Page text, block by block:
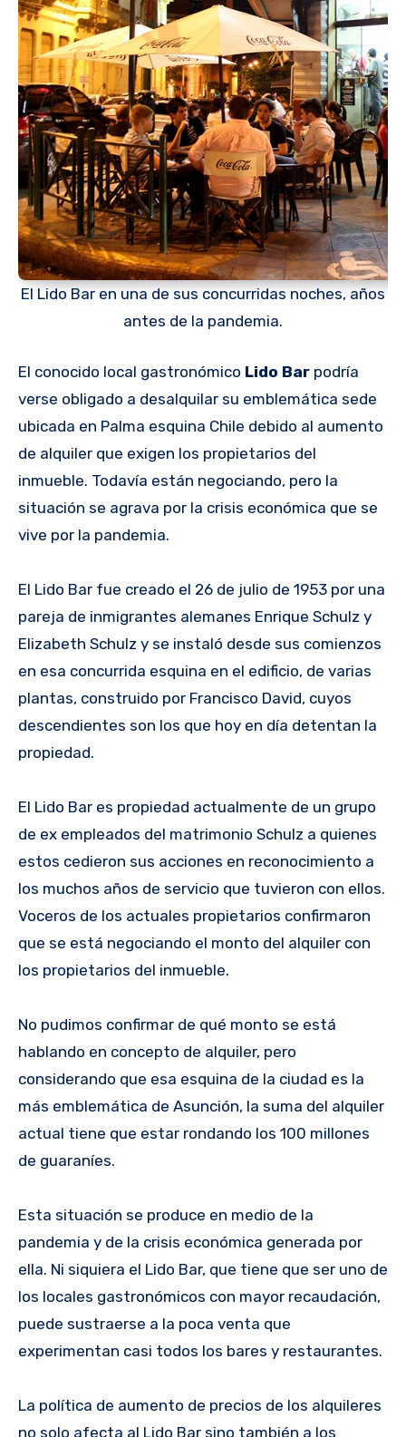
El Lido Bar en una de sus concurridas noches, años
antes de la pandemia.
El conocido local gastronómico Lido Bar podría
verse obligado a desalquilar su emblemática sede
ubicada en Palma esquina Chile debido al aumento
de alquiler que exigen los propietarios del
inmueble. Todavía están negociando, pero la
situación se agrava por la crisis económica que se
vive por la pandemia.
El Lido Bar fue creado el 26 de julio de 1953 por una
pareja de inmigrantes alemanes Enrique Schulz y
Elizabeth Schulz y se instaló desde sus comienzos
en esa concurrida esquina en el edificio, de varias
plantas, construido por Francisco David, cuyos
descendientes son los que hoy en día detentan la
propiedad.
El Lido Bar es propiedad actualmente de un grupo
de ex empleados del matrimonio Schulz a quienes
estos cedieron sus acciones en reconocimiento a
los muchos años de servicio que tuvieron con ellos.
Voceros de los actuales propietarios confirmaron
que se está negociando el monto del alquiler con
los propietarios del inmueble.
No pudimos confirmar de qué monto se está
hablando en concepto de alquiler, pero
considerando que esa esquina de la ciudad es la
más emblemática de Asunción, la suma del alquiler
actual tiene que estar rondando los 100 millones
de guaraníes.
Esta situación se produce en medio de la
pandemia y de la crisis económica generada por
ella. Ni siquiera el Lido Bar, que tiene que ser uno de
los locales gastronómicos con mayor recaudación,
puede sustraerse a la poca venta que
experimentan casi todos los bares y restaurantes.
La política de aumento de precios de los alquileres
no solo afecta al Lido Bar sino también a los